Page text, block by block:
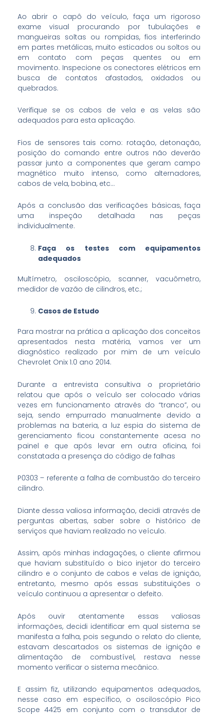
Ao abrir o capô do veículo, faça um rigoroso
exame visual procurando por tubulações e
mangueiras soltas ou rompidas, fios interferindo
em partes metálicas, muito esticados ou soltos ou
em contato com peças quentes ou em
movimento. Inspecione os conectores elétricos em
busca de contatos afastados, oxidados ou
quebrados.
Verifique se os cabos de vela e as velas são
adequados para esta aplicação.
Fios de sensores tais como: rotação, detonação,
posição do comando entre outros não deverão
passar junto a componentes que geram campo
magnético muito intenso, como alternadores,
cabos de vela, bobina, etc…
Após a conclusão das verificações básicas, faça
uma inspeção detalhada nas peças
individualmente.
Faça os testes com equipamentos
adequados
Multímetro, osciloscópio, scanner, vacuômetro,
medidor de vazão de cilindros, etc.;
Casos de Estudo
Para mostrar na prática a aplicação dos conceitos
apresentados nesta matéria, vamos ver um
diagnóstico realizado por mim de um veículo
Chevrolet Onix 1.0 ano 2014.
Durante a entrevista consultiva o proprietário
relatou que após o veículo ser colocado várias
vezes em funcionamento através do “tranco”, ou
seja, sendo empurrado manualmente devido a
problemas na bateria, a luz espia do sistema de
gerenciamento ficou constantemente acesa no
painel e que após levar em outra oficina, foi
constatada a presença do código de falhas
P0303 – referente a falha de combustão do terceiro
cilindro.
Diante dessa valiosa informação, decidi através de
perguntas abertas, saber sobre o histórico de
serviços que haviam realizado no veículo.
Assim, após minhas indagações, o cliente afirmou
que haviam substituído o bico injetor do terceiro
cilindro e o conjunto de cabos e velas de ignição,
entretanto, mesmo após essas substituições o
veículo continuou a apresentar o defeito.
Após ouvir atentamente essas valiosas
informações, decidi identificar em qual sistema se
manifesta a falha, pois segundo o relato do cliente,
estavam descartados os sistemas de ignição e
alimentação de combustível, restava nesse
momento verificar o sistema mecânico.
E assim fiz, utilizando equipamentos adequados,
nesse caso em específico, o osciloscópio Pico
Scope 4425 em conjunto com o transdutor de